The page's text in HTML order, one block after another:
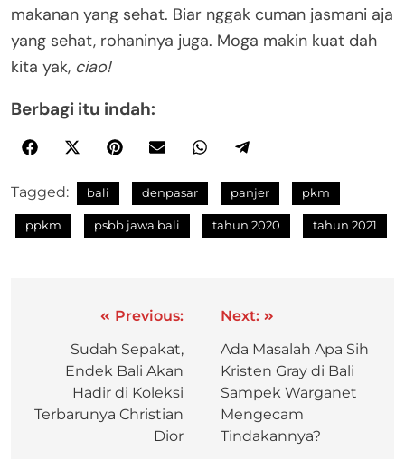
makanan yang sehat. Biar nggak cuman jasmani aja
yang sehat, rohaninya juga. Moga makin kuat dah
kita yak, ciao!
Berbagi itu indah:
Tagged: bali denpasar panjer pkm
ppkm psbb jawa bali tahun 2020 tahun 2021
Previous:
Sudah Sepakat,
Endek Bali Akan
Hadir di Koleksi
Terbarunya Christian
Dior
Next:
Ada Masalah Apa Sih
Kristen Gray di Bali
Sampek Warganet
Mengecam
Tindakannya?